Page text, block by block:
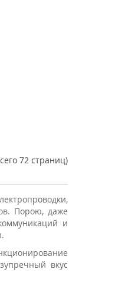
72 страниц)
Порою, даже
и
вкус